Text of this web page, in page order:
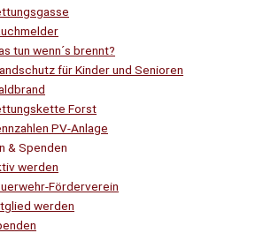
tun wenn´s brennt?
für Kinder und Senioren
Forst
PV-Anlage
& Spenden
werden
Förderverein
werden